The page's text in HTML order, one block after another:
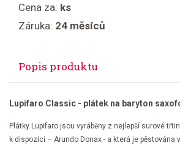
Cena za: ks
Záruka: 24 měsíců
Popis produktu
Lupifaro Classic - plátek na baryton
Plátky Lupifaro jsou vyráběny z nejlepší surové
k dispozici – Arundo Donax - a která je pěstována